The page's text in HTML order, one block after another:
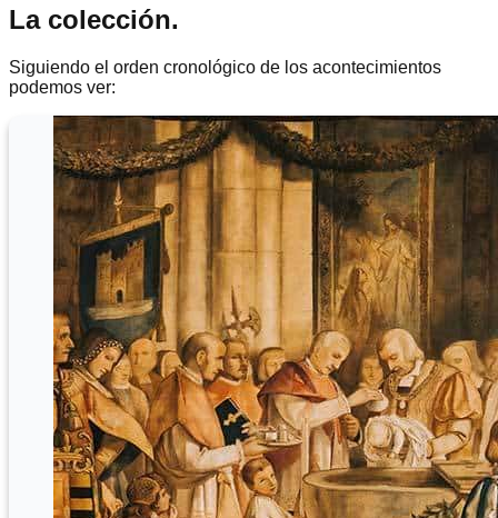
La colección.
Siguiendo el orden cronológico de los acontecimientos
podemos ver: